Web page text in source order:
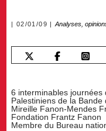
02/01/09 Analyses,
6 interminables
Palestiniens de la Bande
Mireille Fanon-Mendes
Fondation Frantz Fanon
Membre du Bureau